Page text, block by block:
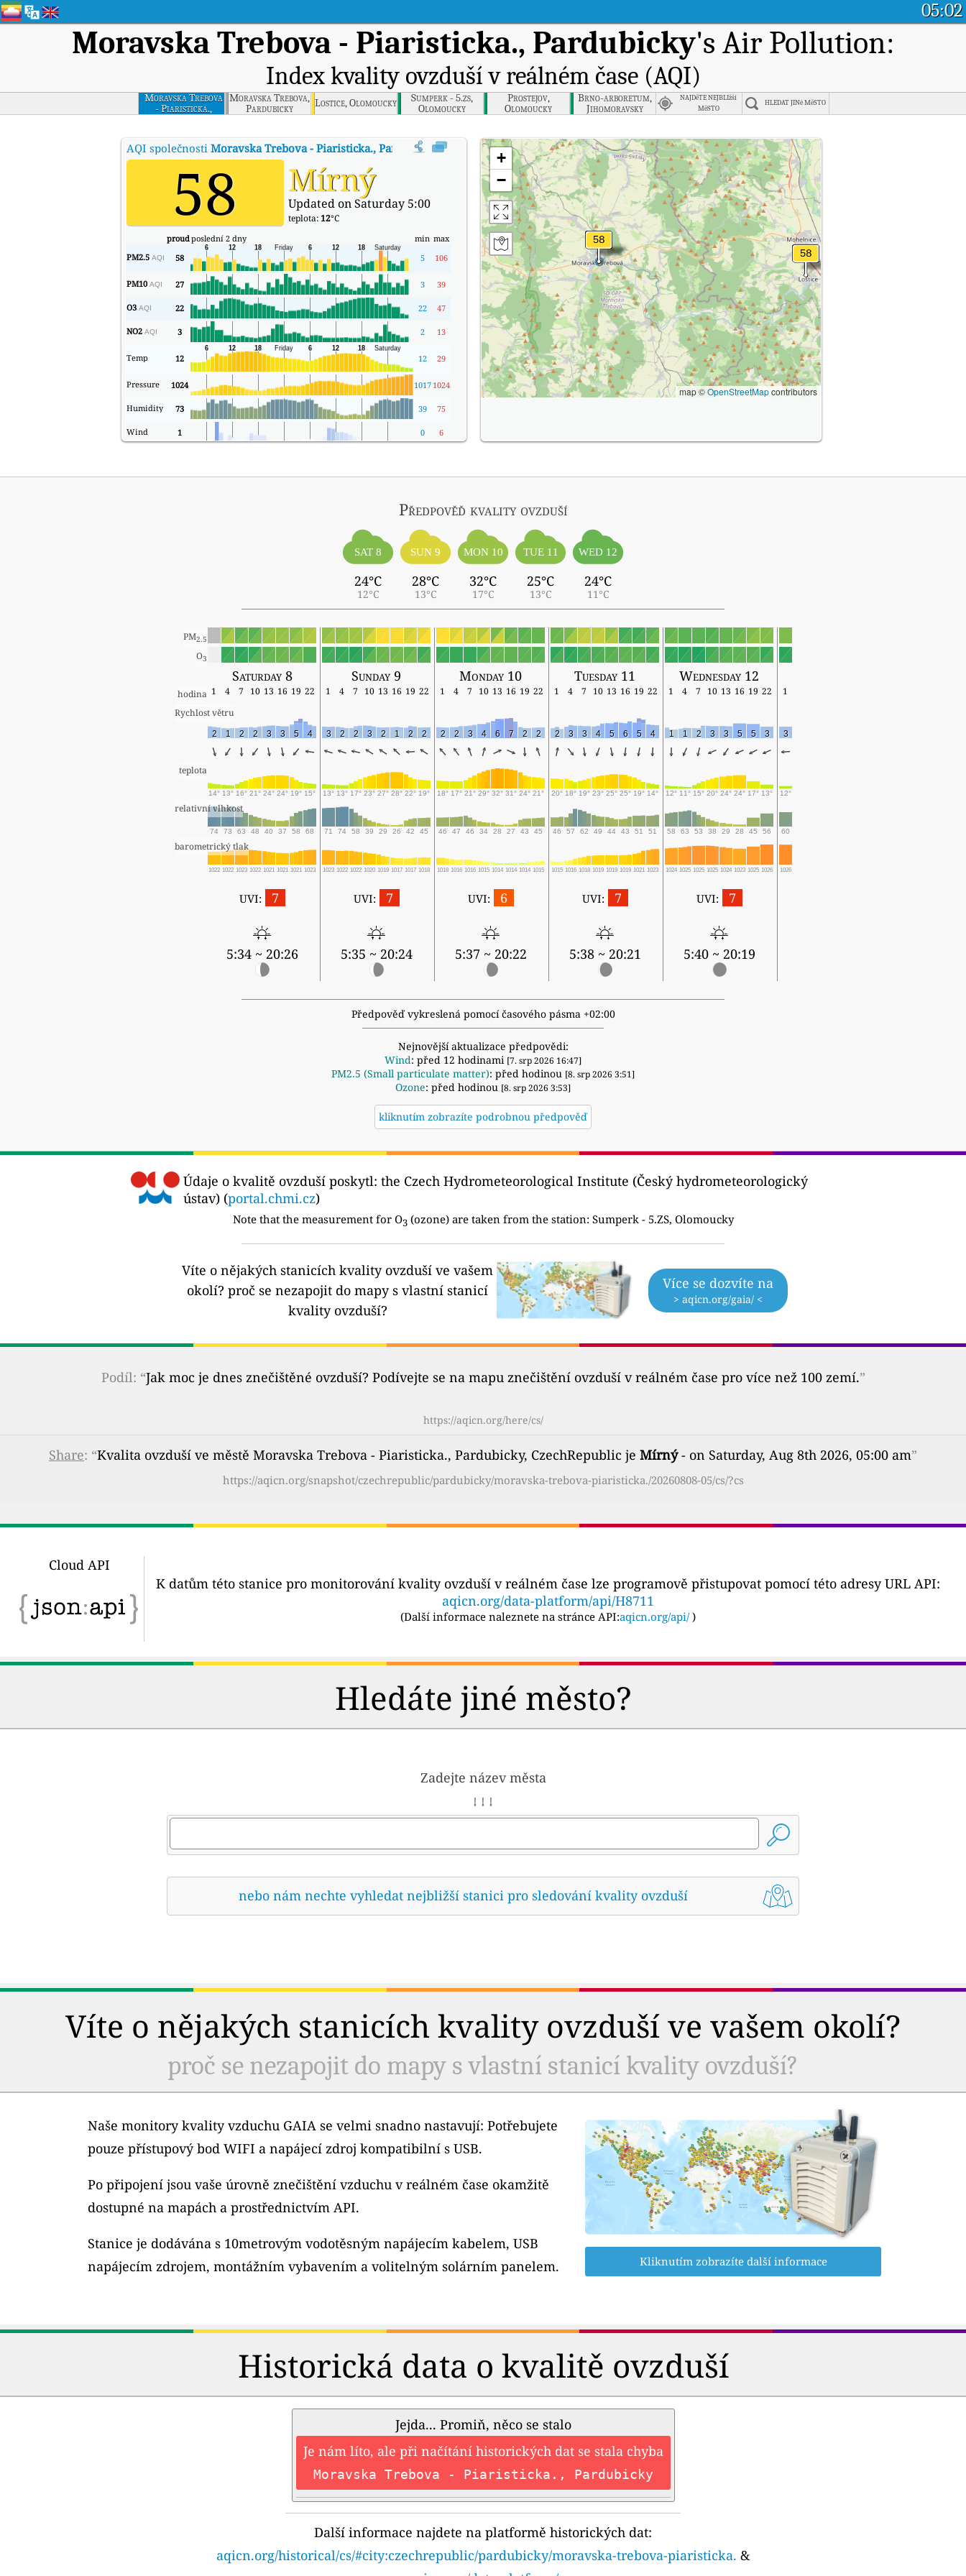
05:02
Moravska Trebova - Piaristicka., Pardubicky's Air Pollution:
Index kvality ovzduší v reálném čase (AQI)
Moravska Trebova
- Piaristicka.,
Pardubicky
Moravska Trebova,
Pardubicky
Lostice, Olomoucky
Sumperk - 5.zs,
Olomoucky
Prostejov,
Olomoucky
Brno-arboretum,
Jihomoravsky
NAJDěTE NEJBLIžší
MěSTO
HLEDAT JINé MěSTO
AQI společnosti Moravska Trebova - Piaristicka., Pardubicky:Index kvality vzduchu v reálném čase (AQI) společnosti Moravska Trebova - Piaristicka., Pardubicky.
58 Mírný
Updated on Saturday 5:00
teplota: 12°C
proudposlední 2 dny min max
PM2.5 AQI 58 5 106
PM10 AQI 27 3 39
O3 AQI 22 22 47
NO2 AQI 3 2 13
Temp 12 12 29
Pressure 1024 1017 1024
Humidity 73 39 75
Wind 1 0 6
+
−
map ©OpenStreetMapcontributors
Předpověď kvality ovzduší
SAT 8
24°C
12°C
SUN 9
28°C
13°C
MON 10
32°C
17°C
TUE 11
25°C
13°C
WED 12
24°C
11°C
PM2.5
O3
Saturday 8 Sunday 9 Monday 10 Tuesday 11 Wednesday 12
hodina 1 4 7 10 13 16 19 22 1 4 7 10 13 16 19 22 1 4 7 10 13 16 19 22 1 4 7 10 13 16 19 22 1 4 7 10 13 16 19 22
1
Rychlost větru
2 1 2 2 3 3 5 4 3 2 2 3 2 1 2 2 2 2 3 4 6 7 2 2 2 3 3 4 5 6 5 4 1 1 2 3 3 5 5 3 3
teplota
14° 13° 16° 21° 24° 24° 19° 15° 13° 13° 17° 23° 27° 28° 22° 19° 18° 17° 21° 29° 32° 31° 24° 21° 20° 18° 19° 23° 25° 25° 19° 14° 12° 11° 15° 20° 24° 24° 17° 13° 12°
relativní vlhkost
74 73 63 48 40 37 58 68 71 74 58 39 29 26 42 45 46 47 46 34 28 27 43 45 46 57 62 49 44 43 51 51 58 63 53 38 29 28 45 56 60
barometrický tlak
1022 1022 1023 1022 1021 1021 1021 1023 1023 1022 1022 1020 1019 1017 1017 1018 1018 1016 1016 1015 1014 1014 1014 1015 1015 1016 1018 1019 1019 1019 1021 1023 1024 1025 1025 1025 1024 1023 1025 1026 1026
UVI: 7
5:34 ~ 20:26
UVI: 7
5:35 ~ 20:24
UVI: 6
5:37 ~ 20:22
UVI: 7
5:38 ~ 20:21
UVI: 7
5:40 ~ 20:19
Předpověď vykreslená pomocí časového pásma +02:00
Nejnovější aktualizace předpovědi:
Wind: před 12 hodinami [7. srp 2026 16:47]
PM2.5 (Small particulate matter): před hodinou [8. srp 2026 3:51]
Ozone: před hodinou [8. srp 2026 3:53]
kliknutím zobrazíte podrobnou předpověď
Údaje o kvalitě ovzduší poskytl: the Czech Hydrometeorological Institute (Český hydrometeorologický
ústav) (portal.chmi.cz)
Note that the measurement for O3(ozone) are taken from the station: Sumperk - 5.ZS, Olomoucky
Víte o nějakých stanicích kvality ovzduší ve vašem
okolí? proč se nezapojit do mapy s vlastní stanicí
kvality ovzduší?
Více se dozvíte na
> aqicn.org/gaia/ <
Podíl: “Jak moc je dnes znečištěné ovzduší? Podívejte se na mapu znečištění ovzduší v reálném čase pro více než 100 zemí.”
https://aqicn.org/here/cs/
Share: “Kvalita ovzduší ve městě Moravska Trebova - Piaristicka., Pardubicky, CzechRepublic je Mírný- on Saturday, Aug 8th 2026, 05:00 am”
https://aqicn.org/snapshot/czechrepublic/pardubicky/moravska-trebova-piaristicka./20260808-05/cs/?cs
Cloud API
K datům této stanice pro monitorování kvality ovzduší v reálném čase lze programově přistupovat pomocí této adresy URL API:
aqicn.org/data-platform/api/H8711
(Další informace naleznete na stránce API:aqicn.org/api/ )
Hledáte jiné město?
Zadejte název města
↓ ↓ ↓
nebo nám nechte vyhledat nejbližší stanici pro sledování kvality ovzduší
Víte o nějakých stanicích kvality ovzduší ve vašem okolí?
proč se nezapojit do mapy s vlastní stanicí kvality ovzduší?
Naše monitory kvality vzduchu GAIA se velmi snadno nastavují: Potřebujete
pouze přístupový bod WIFI a napájecí zdroj kompatibilní s USB.
Po připojení jsou vaše úrovně znečištění vzduchu v reálném čase okamžitě
dostupné na mapách a prostřednictvím API.
Stanice je dodávána s 10metrovým vodotěsným napájecím kabelem, USB
napájecím zdrojem, montážním vybavením a volitelným solárním panelem.
Kliknutím zobrazíte další informace
Historická data o kvalitě ovzduší
Jejda... Promiň, něco se stalo
Je nám líto, ale při načítání historických dat se stala chyba
Moravska Trebova - Piaristicka., Pardubicky
Další informace najdete na platformě historických dat:
aqicn.org/historical/cs/#city:czechrepublic/pardubicky/moravska-trebova-piaristicka. &